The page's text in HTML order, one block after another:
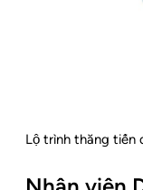
Lộ trình thăng tiến